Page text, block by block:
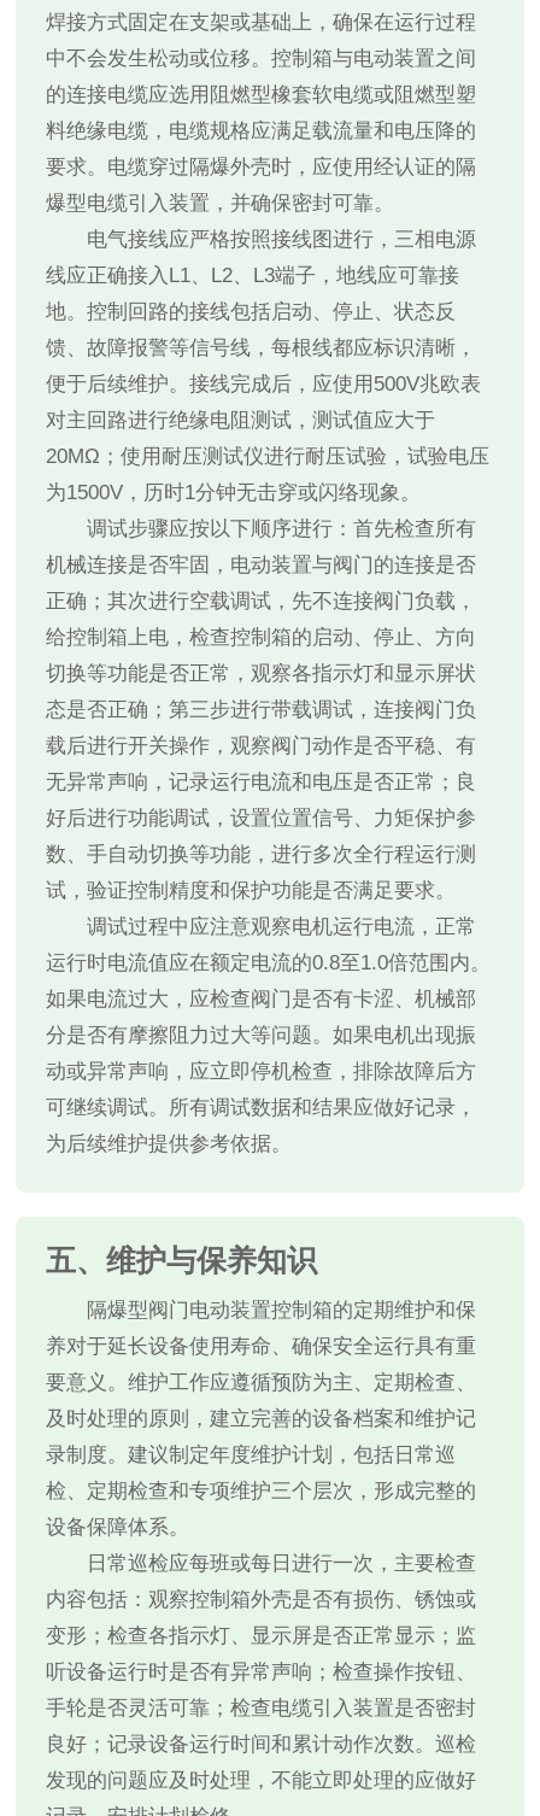
焊接方式固定在支架或基础上，确保在运行过程
中不会发生松动或位移。控制箱与电动装置之间
的连接电缆应选用阻燃型橡套软电缆或阻燃型塑
料绝缘电缆，电缆规格应满足载流量和电压降的
要求。电缆穿过隔爆外壳时，应使用经认证的隔
爆型电缆引入装置，并确保密封可靠。
电气接线应严格按照接线图进行，三相电源
线应正确接入L1、L2、L3端子，地线应可靠接
地。控制回路的接线包括启动、停止、状态反
馈、故障报警等信号线，每根线都应标识清晰，
便于后续维护。接线完成后，应使用500V兆欧表
对主回路进行绝缘电阻测试，测试值应大于
20MΩ；使用耐压测试仪进行耐压试验，试验电压
为1500V，历时1分钟无击穿或闪络现象。
调试步骤应按以下顺序进行：首先检查所有
机械连接是否牢固，电动装置与阀门的连接是否
正确；其次进行空载调试，先不连接阀门负载，
给控制箱上电，检查控制箱的启动、停止、方向
切换等功能是否正常，观察各指示灯和显示屏状
态是否正确；第三步进行带载调试，连接阀门负
载后进行开关操作，观察阀门动作是否平稳、有
无异常声响，记录运行电流和电压是否正常；良
好后进行功能调试，设置位置信号、力矩保护参
数、手自动切换等功能，进行多次全行程运行测
试，验证控制精度和保护功能是否满足要求。
调试过程中应注意观察电机运行电流，正常
运行时电流值应在额定电流的0.8至1.0倍范围内。
如果电流过大，应检查阀门是否有卡涩、机械部
分是否有摩擦阻力过大等问题。如果电机出现振
动或异常声响，应立即停机检查，排除故障后方
可继续调试。所有调试数据和结果应做好记录，
为后续维护提供参考依据。
五、维护与保养知识
隔爆型阀门电动装置控制箱的定期维护和保
养对于延长设备使用寿命、确保安全运行具有重
要意义。维护工作应遵循预防为主、定期检查、
及时处理的原则，建立完善的设备档案和维护记
录制度。建议制定年度维护计划，包括日常巡
检、定期检查和专项维护三个层次，形成完整的
设备保障体系。
日常巡检应每班或每日进行一次，主要检查
内容包括：观察控制箱外壳是否有损伤、锈蚀或
变形；检查各指示灯、显示屏是否正常显示；监
听设备运行时是否有异常声响；检查操作按钮、
手轮是否灵活可靠；检查电缆引入装置是否密封
良好；记录设备运行时间和累计动作次数。巡检
发现的问题应及时处理，不能立即处理的应做好